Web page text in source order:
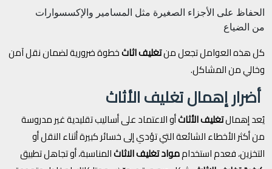
الحفاظ على الأجزاء الصغيرة مثل المسامير والإكسسوارات
من الضياع
كل هذه العوامل تجعل منتغليف اثاثخطوة ضرورية لضمان نقل آمن
وخالي من المشاكل.
أضرار إهمال تغليف الأثاث
يُعد إهمالتغليف الأثاثأو الاعتماد على أساليب تقليدية غير مدروسة
من أكثر الأخطاء الشائعة التي تؤدي إلى خسائر كبيرة أثناء النقل أو
التخزين، فعدم استخداممواد تغليف الاثاثالمناسبة، أو تجاهل تطبيق